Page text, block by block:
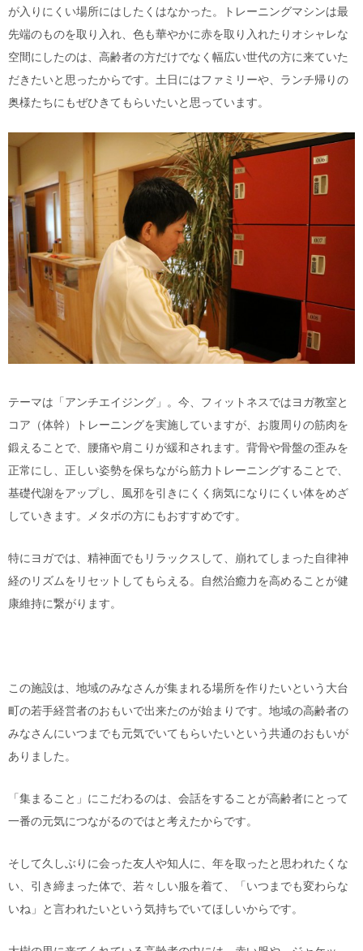
が入りにくい場所にはしたくはなかった。トレーニングマシンは最
先端のものを取り入れ、色も華やかに赤を取り入れたりオシャレな
空間にしたのは、高齢者の方だけでなく幅広い世代の方に来ていた
だきたいと思ったからです。土日にはファミリーや、ランチ帰りの
奥様たちにもぜひきてもらいたいと思っています。
テーマは「アンチエイジング」。今、フィットネスではヨガ教室と
コア（体幹）トレーニングを実施していますが、お腹周りの筋肉を
鍛えることで、腰痛や肩こりが緩和されます。背骨や骨盤の歪みを
正常にし、正しい姿勢を保ちながら筋力トレーニングすることで、
基礎代謝をアップし、風邪を引きにくく病気になりにくい体をめざ
していきます。メタボの方にもおすすめです。
特にヨガでは、精神面でもリラックスして、崩れてしまった自律神
経のリズムをリセットしてもらえる。自然治癒力を高めることが健
康維持に繋がります。
この施設は、地域のみなさんが集まれる場所を作りたいという大台
町の若手経営者のおもいで出来たのが始まりです。地域の高齢者の
みなさんにいつまでも元気でいてもらいたいという共通のおもいが
ありました。
「集まること」にこだわるのは、会話をすることが高齢者にとって
一番の元気につながるのではと考えたからです。
そして久しぶりに会った友人や知人に、年を取ったと思われたくな
い、引き締まった体で、若々しい服を着て、「いつまでも変わらな
いね」と言われたいという気持ちでいてほしいからです。